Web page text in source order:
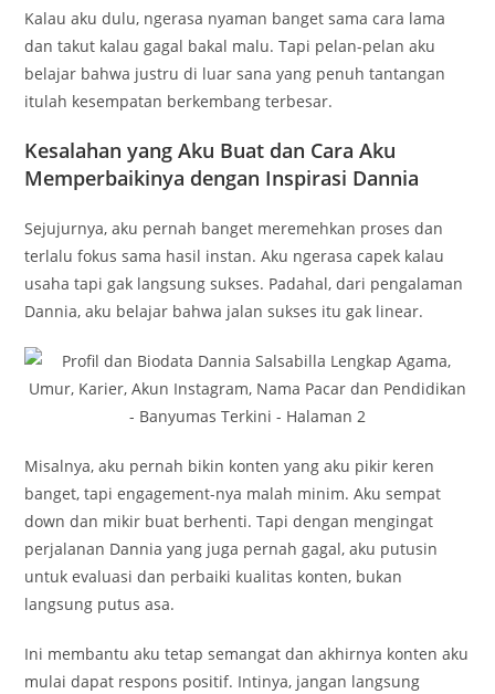
Kalau aku dulu, ngerasa nyaman banget sama cara lama
dan takut kalau gagal bakal malu. Tapi pelan-pelan aku
belajar bahwa justru di luar sana yang penuh tantangan
itulah kesempatan berkembang terbesar.
Kesalahan yang Aku Buat dan Cara Aku
Memperbaikinya dengan Inspirasi Dannia
Sejujurnya, aku pernah banget meremehkan proses dan
terlalu fokus sama hasil instan. Aku ngerasa capek kalau
usaha tapi gak langsung sukses. Padahal, dari pengalaman
Dannia, aku belajar bahwa jalan sukses itu gak linear.
Misalnya, aku pernah bikin konten yang aku pikir keren
banget, tapi engagement-nya malah minim. Aku sempat
down dan mikir buat berhenti. Tapi dengan mengingat
perjalanan Dannia yang juga pernah gagal, aku putusin
untuk evaluasi dan perbaiki kualitas konten, bukan
langsung putus asa.
Ini membantu aku tetap semangat dan akhirnya konten aku
mulai dapat respons positif. Intinya, jangan langsung